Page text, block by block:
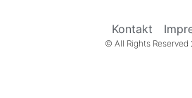
Kontakt
© All Rights Reserved